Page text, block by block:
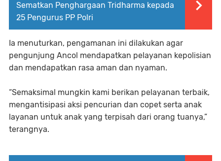
Sematkan Penghargaan Tridharma kepada
25 Pengurus PP Polri
Ia menuturkan, pengamanan ini dilakukan agar
pengunjung Ancol mendapatkan pelayanan kepolisian
dan mendapatkan rasa aman dan nyaman.
“Semaksimal mungkin kami berikan pelayanan terbaik,
mengantisipasi aksi pencurian dan copet serta anak
layanan untuk anak yang terpisah dari orang tuanya,”
terangnya.